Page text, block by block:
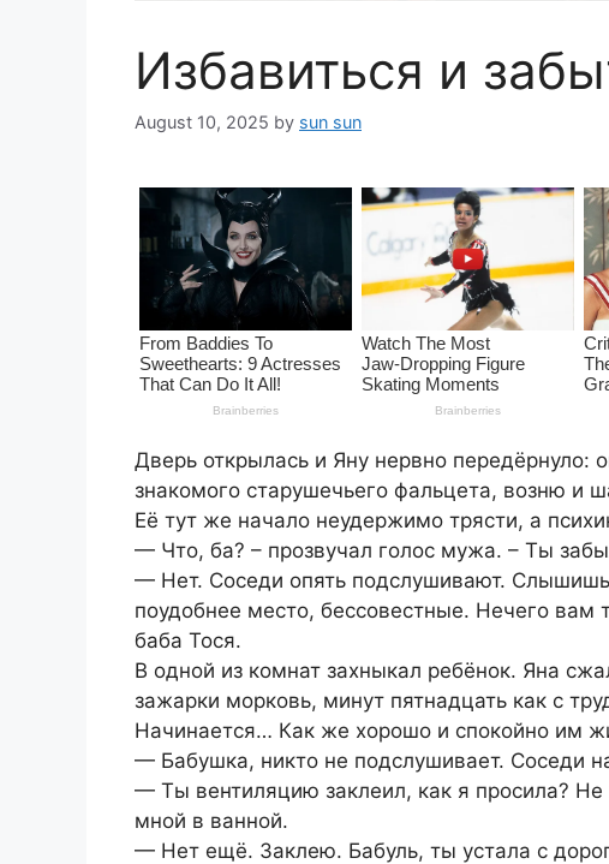
Избавиться и
August 10, 2025 by sun sun
Дверь открылась и Яну нервно передёрнуло:
знакомого старушечьего фальцета, возню и
Её тут же начало неудержимо трясти, а
— Что, ба? – прозвучал голос мужа. – Ты
— Нет. Соседи опять подслушивают.
поудобнее место, бессовестные. Нечего вам
баба Тося.
В одной из комнат захныкал ребёнок. Яна
зажарки морковь, минут пятнадцать как с
Начинается… Как же хорошо и спокойно им
— Бабушка, никто не подслушивает. Соседи
— Ты вентиляцию заклеил, как я просила? Не
мной в ванной.
— Нет ещё. Заклею. Бабуль, ты устала с